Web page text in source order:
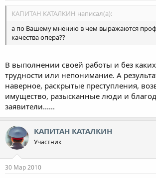
КАПИТАН КАТАЛКИН написал(а):
а по Вашему мнению в чем выражаются
качества опера??
В выполнении своей работы и без
трудности или непонимание. А
наверное, раскрытые преступления,
имущество, разысканные люди и
заявители......
КАПИТАН КАТАЛКИН
Участник
30 Мар 2010